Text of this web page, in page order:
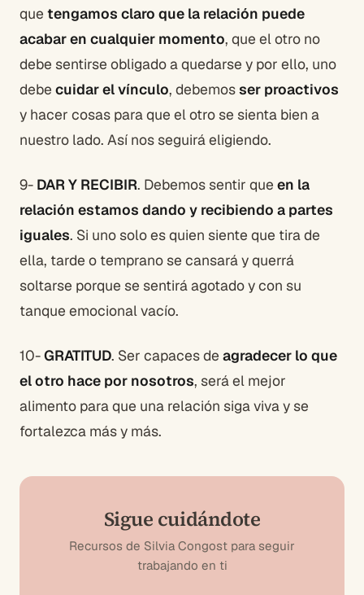
que tengamos claro que la relación puede
acabar en cualquier momento, que el otro no
debe sentirse obligado a quedarse y por ello, uno
debe cuidar el vínculo, debemosser proactivos
y hacer cosas para que el otro se sienta bien a
nuestro lado. Así nos seguirá eligiendo.
9- DAR Y RECIBIR. Debemos sentir que en la
relación estamos dando y recibiendo a partes
iguales. Si uno solo es quien siente que tira de
ella, tarde o temprano se cansará y querrá
soltarse porque se sentirá agotado y con su
tanque emocional vacío.
10-GRATITUD. Ser capaces de agradecer lo que
el otro hace por nosotros, será el mejor
alimento para que una relación siga viva y se
fortalezca más y más.
Sigue cuidándote
Recursos de Silvia Congost para seguir
trabajando en ti